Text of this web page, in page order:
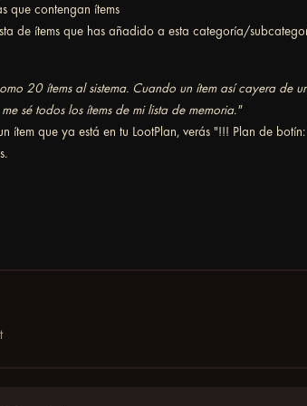
que contengan ítems
de ítems que has añadido a esta categoría/
20 ítems al sistema. Cuando un ítem así cayera de
sé todos los ítems de mi lista de memoria."
ítem que ya está en tu LootPlan, verás "!!! Plan de